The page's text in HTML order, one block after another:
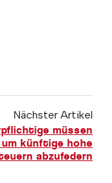
Nächster Artikel
müssen
künftige hohe
abzufedern